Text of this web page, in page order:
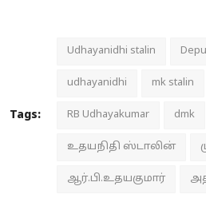
Tags:
Udhayanidhi stalin
udhayanidhi mk stalin
RB Udhayakumar dmk
உதயநிதி ஸ்டாலின்
ஆர்.பி.உதயகுமார்